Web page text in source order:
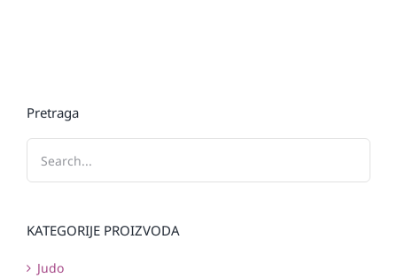
Pretraga
KATEGORIJE PROIZVODA
Judo